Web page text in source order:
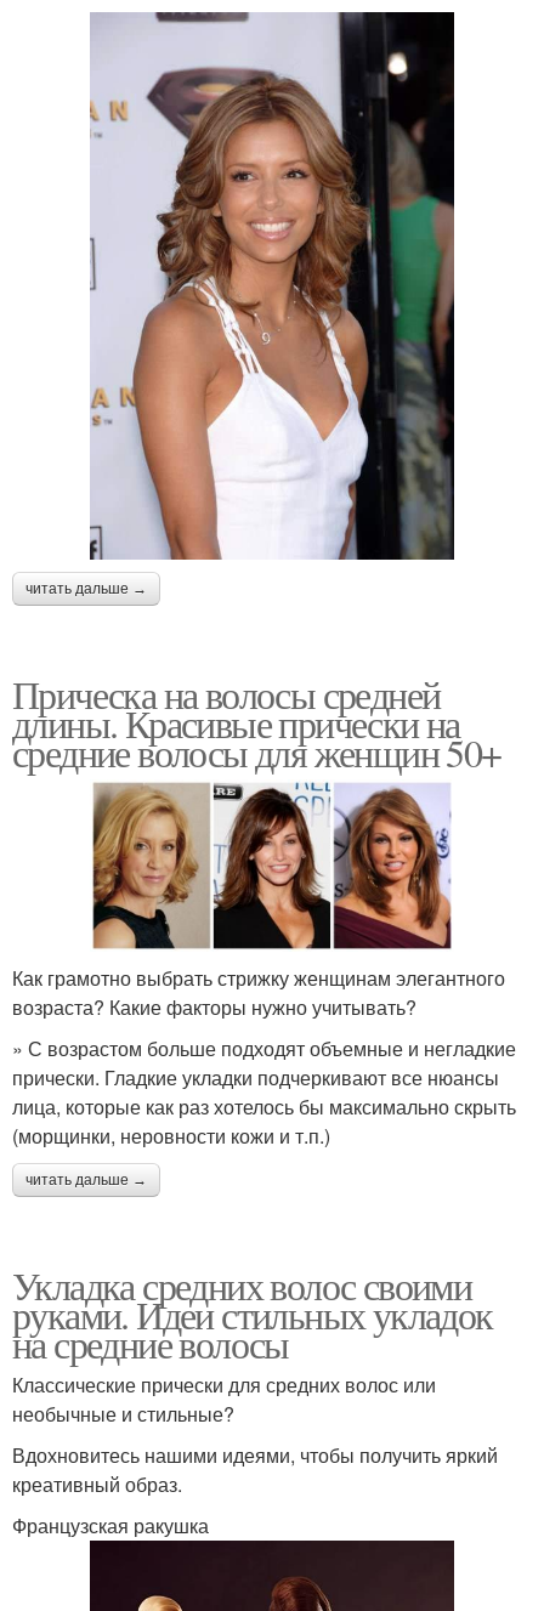
читать дальше →
Прическа на волосы средней
длины. Красивые прически на
средние волосы для женщин 50+
Как грамотно выбрать стрижку женщинам элегантного
возраста? Какие факторы нужно учитывать?
» С возрастом больше подходят объемные и негладкие
прически. Гладкие укладки подчеркивают все нюансы
лица, которые как раз хотелось бы максимально скрыть
(морщинки, неровности кожи и т.п.)
читать дальше →
Укладка средних волос своими
руками. Идеи стильных укладок
на средние волосы
Классические прически для средних волос или
необычные и стильные?
Вдохновитесь нашими идеями, чтобы получить яркий
креативный образ.
Французская ракушка